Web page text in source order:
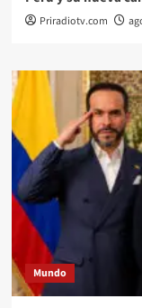
Priradiotv.com
Mundo